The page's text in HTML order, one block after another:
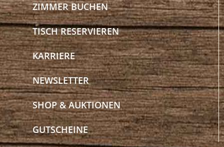
ZIMMER BUCHEN
TISCH RESERVIEREN
KARRIERE
NEWSLETTER
SHOP & AUKTIONEN
GUTSCHEINE